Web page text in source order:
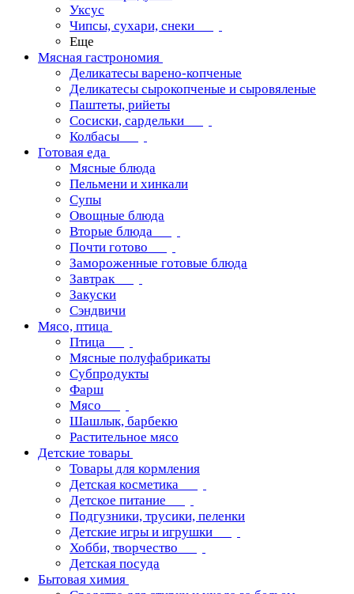
Уксус
Чипсы, сухари, снеки
Еще
Мясная гастрономия
Деликатесы варено-копченые
Деликатесы сырокопченые и сыровяленые
Паштеты, рийеты
Сосиски, сардельки
Колбасы
Готовая еда
Мясные блюда
Пельмени и хинкали
Супы
Овощные блюда
Вторые блюда
Почти готово
Замороженные готовые блюда
Завтрак
Закуски
Сэндвичи
Мясо, птица
Птица
Мясные полуфабрикаты
Субпродукты
Фарш
Мясо
Шашлык, барбекю
Растительное мясо
Детские товары
Товары для кормления
Детская косметика
Детское питание
Подгузники, трусики, пеленки
Детские игры и игрушки
Хобби, творчество
Детская посуда
Бытовая химия